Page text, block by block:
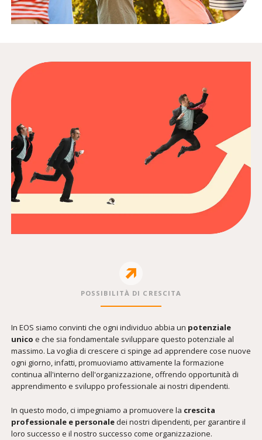
POSSIBILITÀ DI CRESCITA
In EOS siamo convinti che ogni individuo abbia un potenziale
unico e che sia fondamentale sviluppare questo potenziale al
massimo. La voglia di crescere ci spinge ad apprendere cose nuove
ogni giorno, infatti, promuoviamo attivamente la formazione
continua all'interno dell'organizzazione, offrendo opportunità di
apprendimento e sviluppo professionale ai nostri dipendenti.
In questo modo, ci impegniamo a promuovere la crescita
professionale e personaledei nostri dipendenti, per garantire il
loro successo e il nostro successo come organizzazione.